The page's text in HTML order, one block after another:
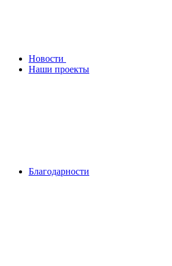
Новости
Наши проекты
Благодарности